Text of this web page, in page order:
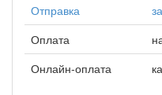
Отправка
Оплата
Онлайн-оплата